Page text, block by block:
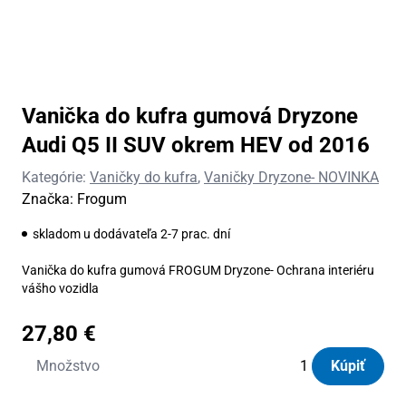
Vanička do kufra gumová Dryzone
Audi Q5 II SUV okrem HEV od 2016
Kategórie: Vaničky do kufra, Vaničky Dryzone- NOVINKA
Značka: Frogum
skladom u dodávateľa 2-7 prac. dní
Vanička do kufra gumová FROGUM Dryzone- Ochrana interiéru
vášho vozidla
27,80 €
Množstvo
množstvo
Kúpiť